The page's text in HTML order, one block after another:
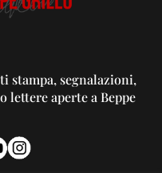
stampa, segnalazioni,
lettere aperte a Beppe